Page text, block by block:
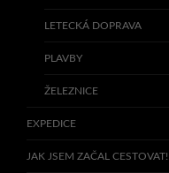
LETECKÁ DOPRAVA
PLAVBY
ŽELEZNICE
EXPEDICE
JAK JSEM ZAČAL CESTOVAT!